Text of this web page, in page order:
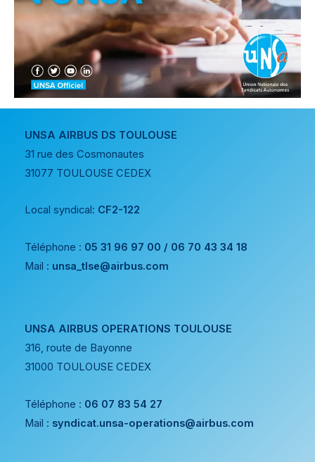
UNSA AIRBUS DS TOULOUSE
31 rue des Cosmonautes
31077 TOULOUSE CEDEX
Local syndical: CF2-122
Téléphone : 05 31 96 97 00 / 06 70 43 34 18
Mail : unsa_tlse@airbus.com
UNSA AIRBUS OPERATIONS TOULOUSE
316, route de Bayonne
31000 TOULOUSE CEDEX
Téléphone : 06 07 83 54 27
Mail : syndicat.unsa-operations@airbus.com